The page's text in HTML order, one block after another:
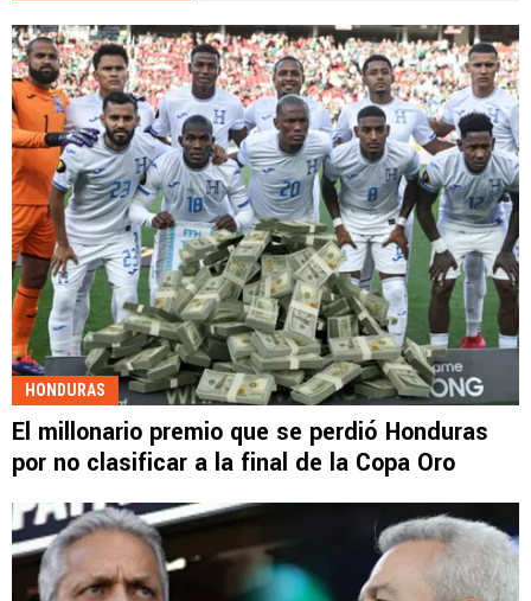
HONDURAS
El millonario premio que se perdió Honduras
por no clasificar a la final de la Copa Oro